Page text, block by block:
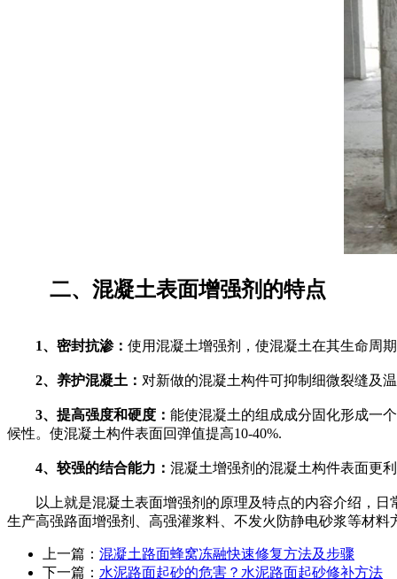
二、混凝土表面增强剂的特点
1、密封抗渗： 使用混凝土增强剂，使混凝土在其生命周
2、养护混凝土： 对新做的混凝土构件可抑制细微裂缝及
3、提高强度和硬度： 能使混凝土的组成成分固化形成一
候性。使混凝土构件表面回弹值提高10-40%.
4、较强的结合能力： 混凝土增强剂的混凝土构件表面更
以上就是混凝土表面增强剂的原理及特点的内容介绍，日
生产高强路面增强剂、高强灌浆料、不发火防静电砂浆等材
上一篇： 混凝土路面蜂窝冻融快速修复方法及步骤
下一篇： 水泥路面起砂的危害？水泥路面起砂修补方法